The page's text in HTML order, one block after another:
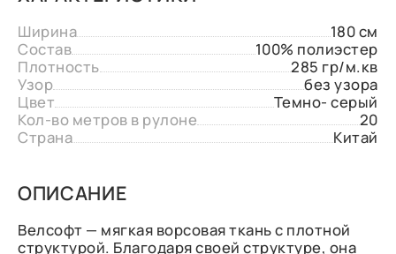
Ширина
180 см
Состав
100% полиэстер
Плотность
285 гр/м.кв
Узор
без узора
Цвет
Темно- серый
Кол-во метров в рулоне
20
Страна
Китай
ОПИСАНИЕ
Велсофт — мягкая ворсовая ткань с плотной
структурой. Благодаря своей структуре, она